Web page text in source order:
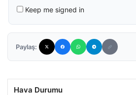
Keep me signed in
Paylaş:
Hava Durumu